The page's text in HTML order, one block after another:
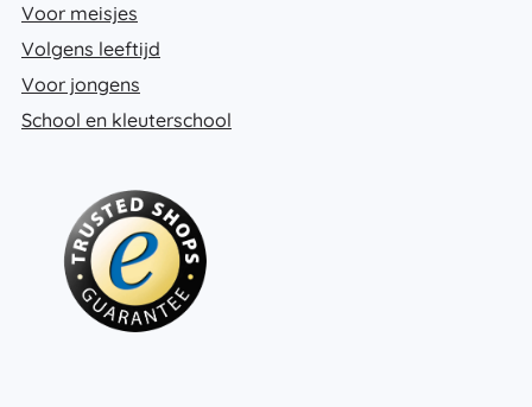
Voor meisjes
Volgens leeftijd
Voor jongens
School en kleuterschool